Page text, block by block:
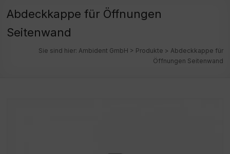
Abdeckkappe für Öffnungen
Seitenwand
Sie sind hier: Ambident GmbH > Produkte > Abdeckkappe für
Öffnungen Seitenwand